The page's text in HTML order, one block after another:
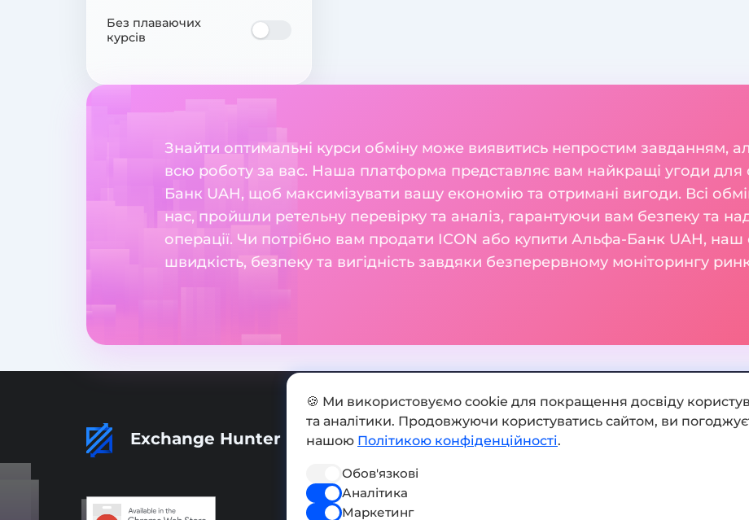
Без плаваючих
курсів
Знайти оптимальні курси обміну може виявитись непростим завданням,
всю роботу за вас. Наша платформа представляє вам найкращі угоди для
Банк UAH, щоб максимізувати вашу економію та отримані вигоди. Всі
нас, пройшли ретельну перевірку та аналіз, гарантуючи вам безпеку та
операції. Чи потрібно вам продати ICON або купити Альфа-Банк UAH, наш
швидкість, безпеку та вигідність завдяки безперервному моніторингу
Exchange Hunter Додати обмінник
🍪 Ми використовуємо cookie для покращення досвіду
та аналітики. Продовжуючи користуватись сайтом, ви
нашою Політикою конфіденційності.
Обов'язкові
Аналітика
Маркетинг